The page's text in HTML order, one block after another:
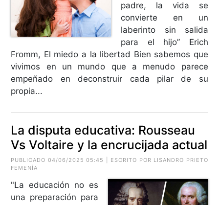
padre, la vida se
convierte en un
laberinto sin salida
para el hijo” Erich
Fromm, El miedo a la libertad Bien sabemos que
vivimos en un mundo que a menudo parece
empeñado en deconstruir cada pilar de su
propia...
La disputa educativa: Rousseau
Vs Voltaire y la encrucijada actual
PUBLICADO 04/06/2025 05:45 | ESCRITO POR LISANDRO PRIETO
FEMENÍA
"La educación no es
una preparación para